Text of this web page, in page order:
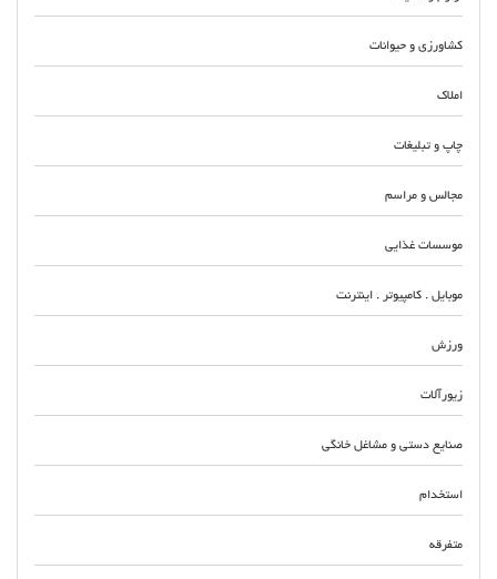
کشاورزی و حیوانات
املاک
چاپ و تبلیغات
مجالس و مراسم
موسسات غذایی
موبایل . کامپیوتر . اینترنت
ورزش
زیورآلات
صنایع دستی و مشاغل خانگی
استخدام
متفرقه